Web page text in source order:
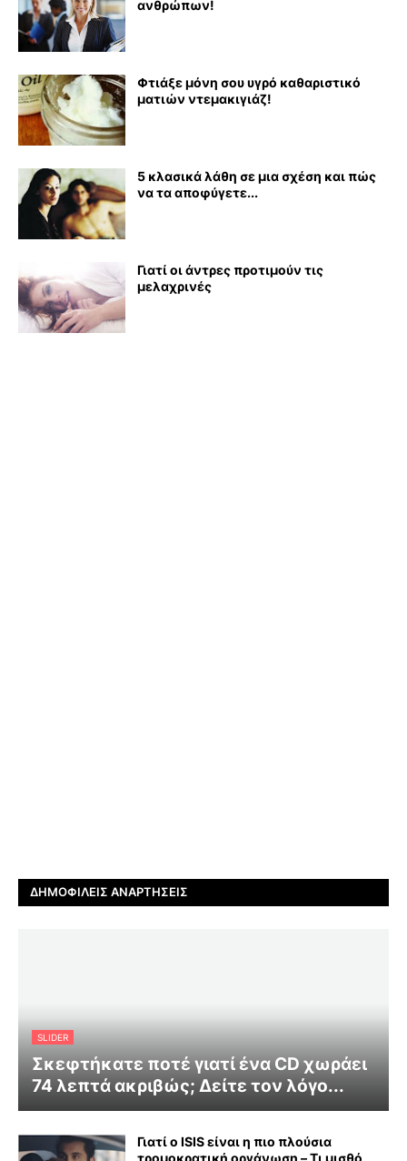
ανθρώπων!
Φτιάξε μόνη σου υγρό καθαριστικό
ματιών ντεμακιγιάζ!
5 κλασικά λάθη σε μια σχέση και πώς
να τα αποφύγετε...
Γιατί οι άντρες προτιμούν τις
μελαχρινές
ΔΗΜΟΦΙΛΕΊΣ ΑΝΑΡΤΉΣΕΙΣ
SLIDER
Σκεφτήκατε ποτέ γιατί ένα CD χωράει
74 λεπτά ακριβώς; Δείτε τον λόγο...
Γιατί ο ISIS είναι η πιο πλούσια
τρομοκρατική οργάνωση – Τι μισθό